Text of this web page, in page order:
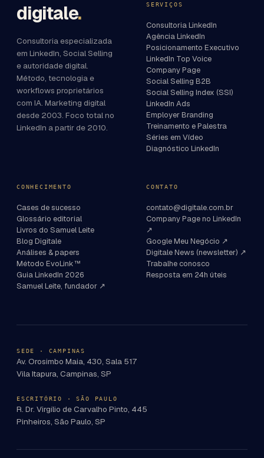
digitale.
Consultoria especializada
em LinkedIn, Social Selling
e autoridade digital.
Método, tecnologia e
workflows proprietários
com IA. Marketing digital
desde 2003. Foco total no
LinkedIn a partir de 2010.
SERVIÇOS
Consultoria LinkedIn
Agência LinkedIn
Posicionamento Executivo
LinkedIn Top Voice
Company Page
Social Selling B2B
Social Selling Index (SSI)
LinkedIn Ads
Employer Branding
Treinamento e Palestra
Séries em Vídeo
Diagnóstico LinkedIn
CONHECIMENTO
Cases de sucesso
Glossário editorial
Livros do Samuel Leite
Blog Digitale
Análises & papers
Método EvoLink™
Guia LinkedIn 2026
Samuel Leite, fundador ↗
CONTATO
contato@digitale.com.br
Company Page no LinkedIn
↗
Google Meu Negócio ↗
Digitale News (newsletter) ↗
Trabalhe conosco
Resposta em 24h úteis
SEDE · CAMPINAS
Av. Orosimbo Maia, 430, Sala 517
Vila Itapura, Campinas, SP
ESCRITÓRIO · SÃO PAULO
R. Dr. Virgílio de Carvalho Pinto, 445
Pinheiros, São Paulo, SP